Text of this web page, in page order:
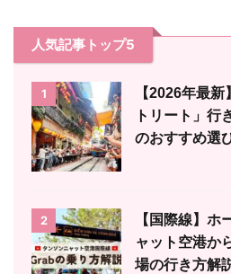
人気記事トップ5
1
【2026年最
トリート」行
のおすすめ選
2
【国際線】ホ
ャット空港か
場の行き方解